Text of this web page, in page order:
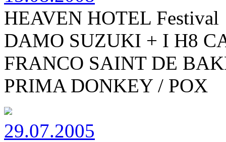
HEAVEN HOTEL Festival
DAMO SUZUKI + I H8
FRANCO SAINT DE
PRIMA DONKEY / POX
29.07.2005